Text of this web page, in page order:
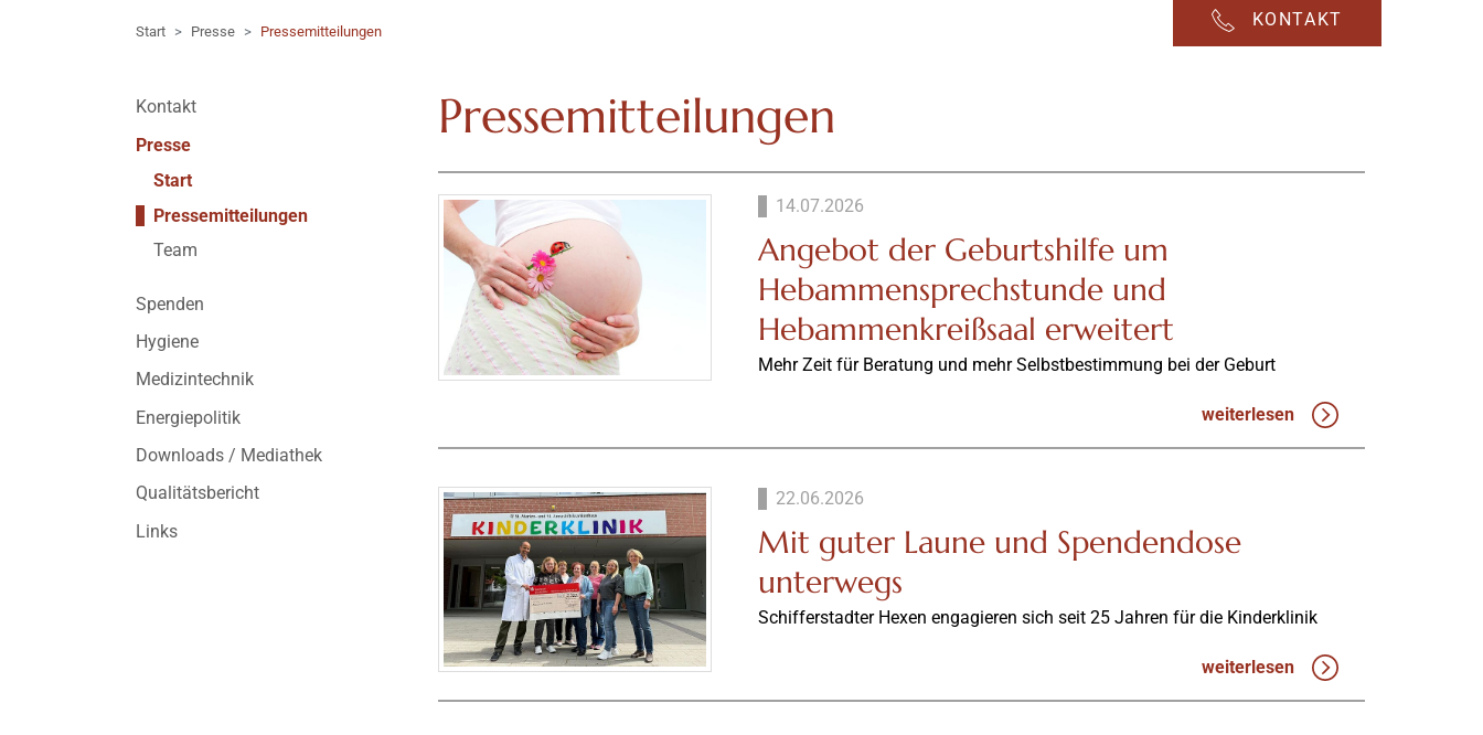
KONTAKT
Start Presse Pressemitteilungen
Kontakt
Presse
Start
Pressemitteilungen
Team
Spenden
Hygiene
Medizintechnik
Energiepolitik
Downloads / Mediathek
Qualitätsbericht
Links
Pressemitteilungen
14.07.2026
Angebot der Geburtshilfe um
Hebammensprechstunde und
Hebammenkreißsaal erweitert
Mehr Zeit für Beratung und mehr Selbstbestimmung bei der Geburt
weiterlesen
22.06.2026
Mit guter Laune und Spendendose
unterwegs
Schifferstadter Hexen engagieren sich seit 25 Jahren für die Kinderklinik
weiterlesen